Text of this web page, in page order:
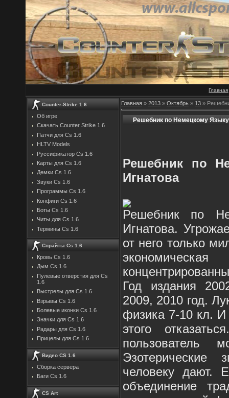
Главная
Counter-Strike 1.6
Об игре
Скачать Counter Strike 1.6
Патчи для Cs 1.6
HLTV Models
Руссификатор Cs 1.6
Карты для Cs 1.6
Демки Cs 1.6
Звуки Cs 1.6
Программы Cs 1.6
Конфиги Cs 1.6
Боты Cs 1.6
Читы для Cs 1.6
Термины Cs 1.6
Спрайты Cs 1.6
Кровь Cs 1.6
Дым Cs 1.6
Пулевые отверстия для Cs
1.6
Выстрелы для Cs 1.6
Взрывы Cs 1.6
Болевые иконки Cs 1.6
Значки для Cs 1.6
Радары для Cs 1.6
Прицелы для Cs 1.6
Видео CS 1.6
Сборка сервера
Баги Cs 1.6
CS Art
Главная » 2013 » Октябрь » 13 »
Решебник по Немецкому Языку
Решебник по
Игнатова
Решебник по
Игнатова.
от него только
Год издания
2009, 2010 год.
физика 7-10 кл.
этого
пользователь
человеку дают.
объединение